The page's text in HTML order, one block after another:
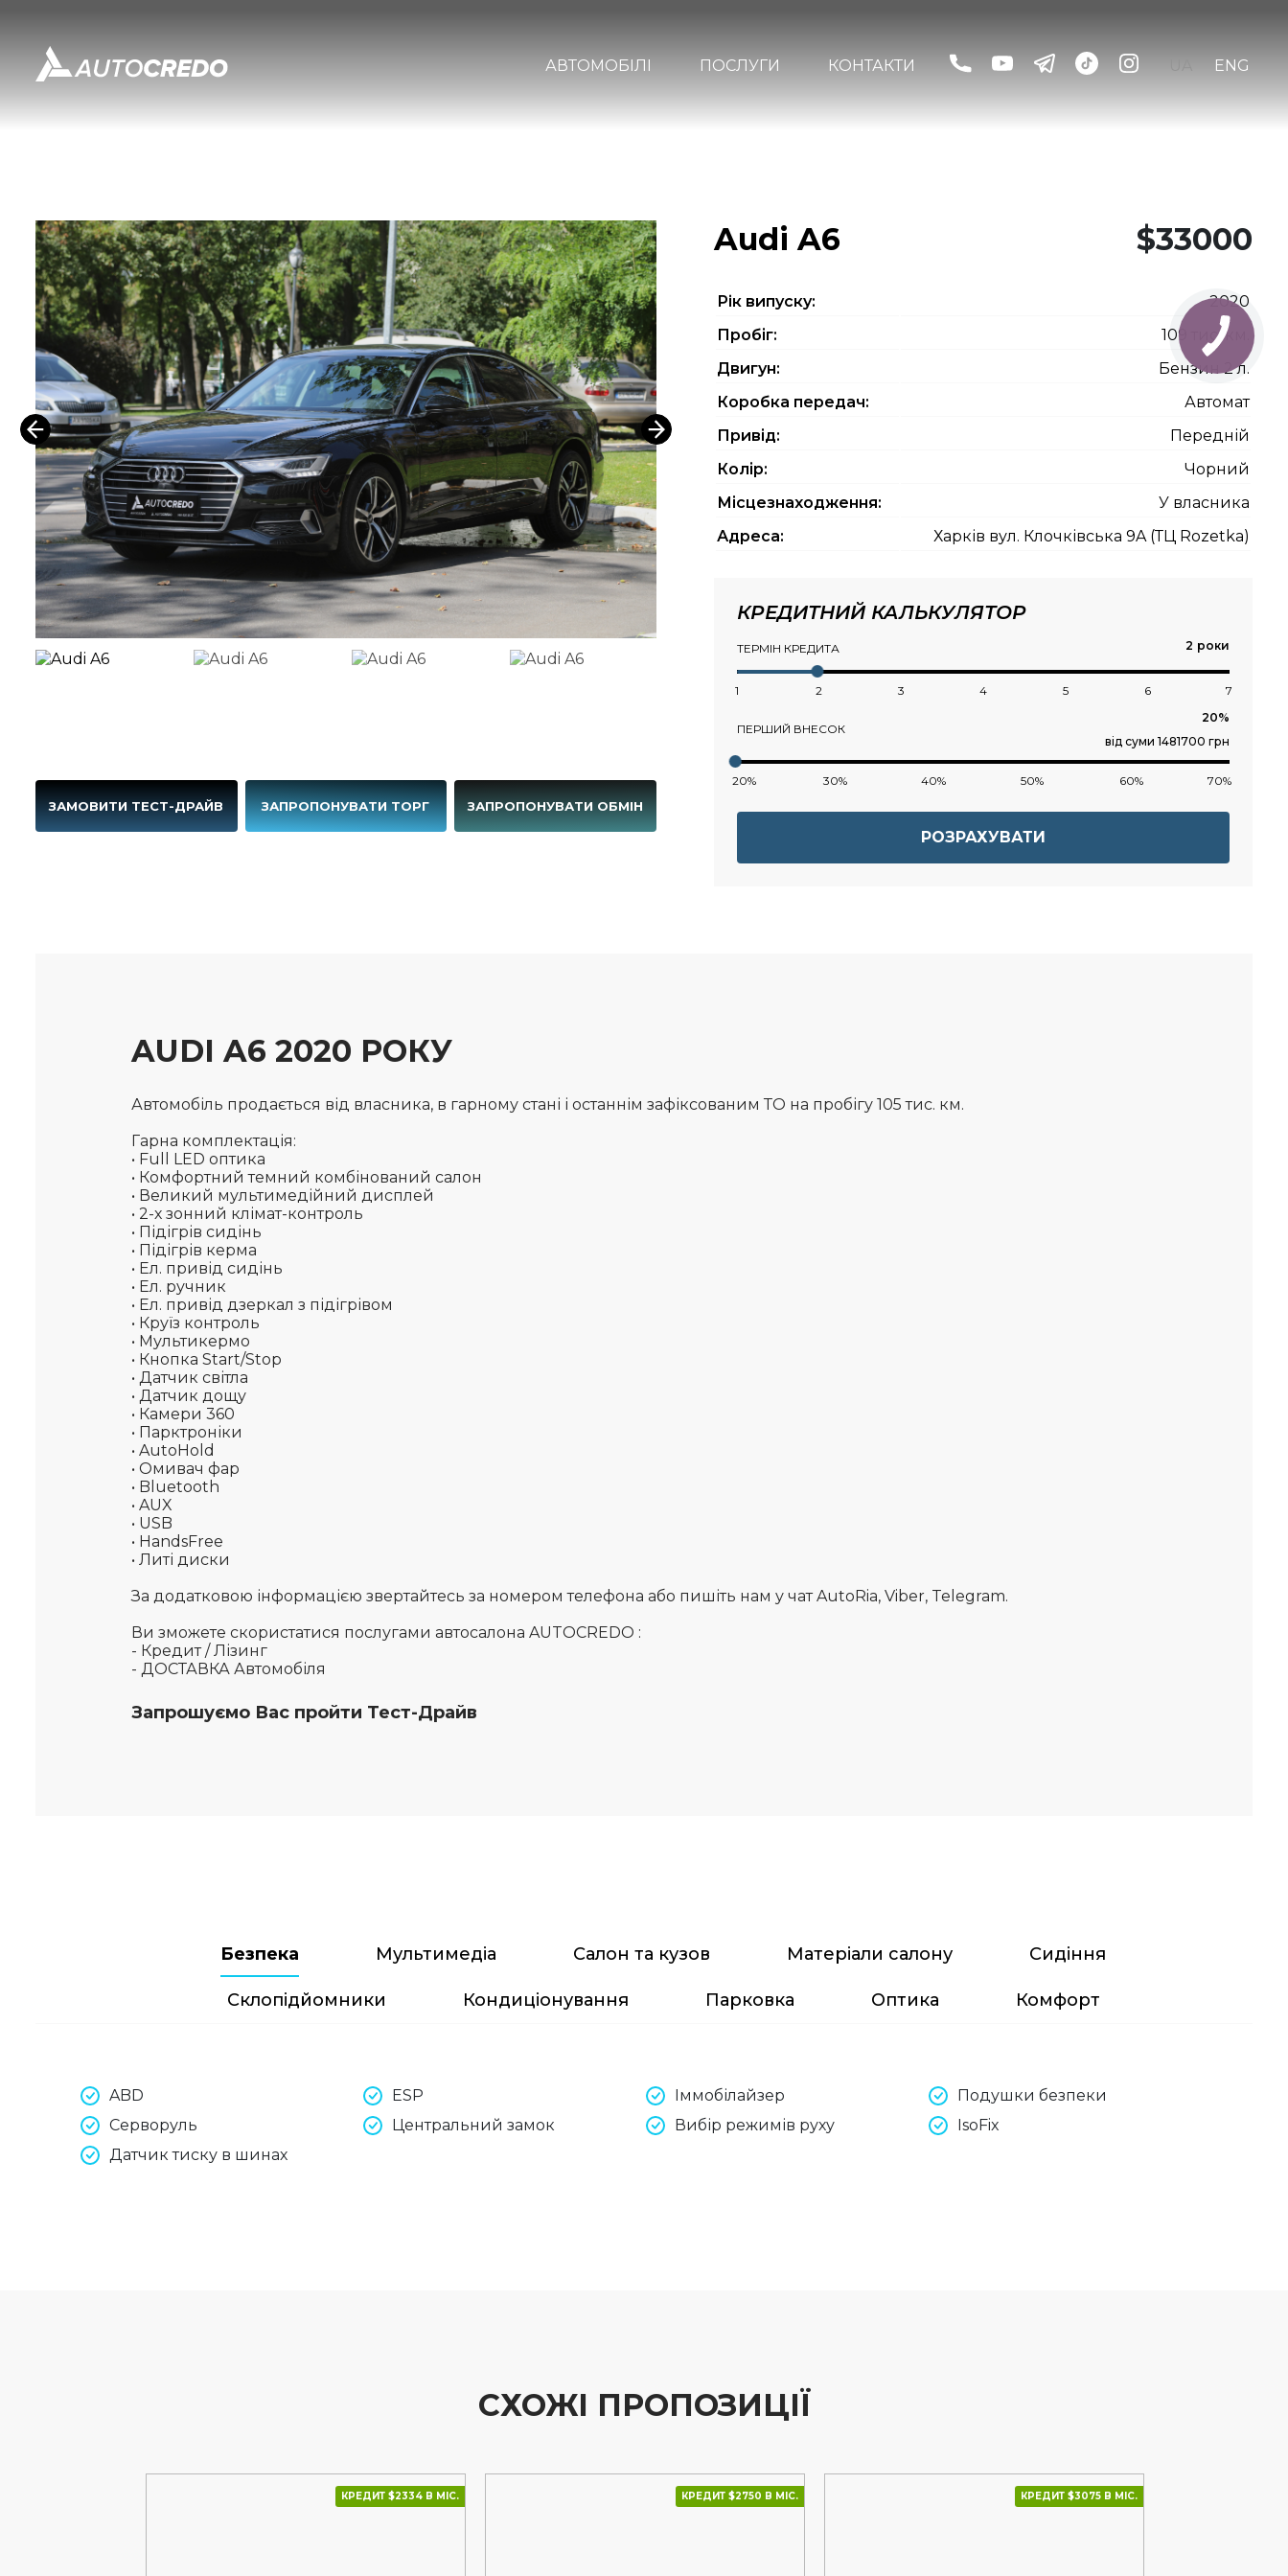
АВТОМОБІЛІ ПОСЛУГИ КОНТАКТИ ENG
ЗАМОВИТИ ТЕСТ-ДРАЙВ ЗАПРОПОНУВАТИ ТОРГ ЗАПРОПОНУВАТИ ОБМІН
Audi A6 $33000
Рiк випуску:
2020
Пробіг:
109 тис. км.
Двигун:
Бензин 2 л.
Коробка передач:
Автомат
Привід:
Передній
Колір:
Чорний
Місцезнаходження:
У власника
Адреса:
Харків вул. Клочківська 9A (ТЦ Rozetka)
КРЕДИТНИЙ КАЛЬКУЛЯТОР
ТЕРМІН КРЕДИТА роки
1 2 3 4 5 6 7
ПЕРШИЙ ВНЕСОК
від суми 1481700 грн
20% 30% 40% 50% 60% 70%
РОЗРАХУВАТИ
AUDI A6 2020 РОКУ
Автомобіль продається від власника, в гарному стані і останнім зафіксованим ТО на пробігу 105 тис. км.
Гарна комплектація:
• Full LED оптика
• Комфортний темний комбінований салон
• Великий мультимедійний дисплей
• 2-х зонний клімат-контроль
• Підігрів сидінь
• Підігрів керма
• Ел. привід сидінь
• Ел. ручник
• Ел. привід дзеркал з підігрівом
• Круїз контроль
• Мультикермо
• Кнопка Start/Stop
• Датчик світла
• Датчик дощу
• Камери 360
• Парктроніки
• AutoHold
• Омивач фар
• Bluetooth
• AUX
• USB
• HandsFree
• Литі диски
За додатковою інформацією звертайтесь за номером телефона або пишіть нам у чат AutoRia, Viber, Telegram.
Ви зможете скористатися послугами автосалона AUTOCREDO :
- Кредит / Лізинг
- ДОСТАВКА Автомобіля
Запрошуємо Вас пройти Тест-Драйв
Безпека Мультимедіа Салон та кузов Матеріали салону Сидіння
Склопідйомники Кондиціонування Парковка Оптика Комфорт
ABD ESP Іммобілайзер
Подушки безпеки
Серворуль
Центральний замок Вибір режимів руху
IsoFix
Датчик тиску в шинах
СХОЖІ ПРОПОЗИЦІЇ
КРЕДИТ $2334 В МІС. КРЕДИТ $2750 В МІС. КРЕДИТ $3075 В МІС.